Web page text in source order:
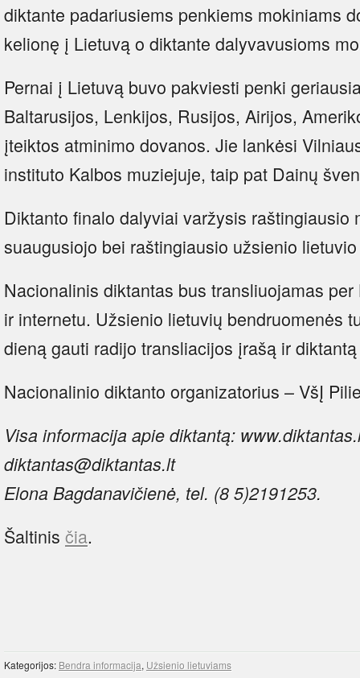
diktante padariusiems penkiems mokiniams
kelionę į Lietuvą o diktante dalyvavusioms
Pernai į Lietuvą buvo pakviesti penki
Baltarusijos, Lenkijos, Rusijos, Airijos,
įteiktos atminimo dovanos. Jie lankėsi
instituto Kalbos muziejuje, taip pat Dainų
Diktanto finalo dalyviai varžysis raštingiausio
suaugusiojo bei raštingiausio užsienio
Nacionalinis diktantas bus transliuojamas
ir internetu. Užsienio lietuvių bendruomenės
dieną gauti radijo transliacijos įrašą ir
Nacionalinio diktanto organizatorius – VšĮ
Visa informacija apie diktantą:
diktantas@diktantas.lt
Elona Bagdanavičienė, tel. (8 5)2191253.
Šaltinis čia.
Kategorijos: Bendra informacija, Užsienio lietuviams